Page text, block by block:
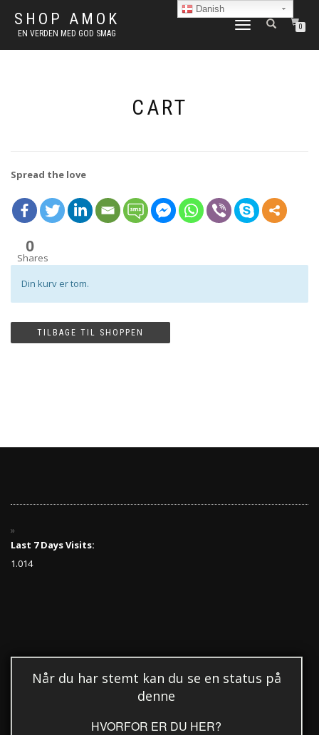
SHOP AMOK
EN VERDEN MED GOD SMAG
FLIP
0
CART
Spread the love
0
Shares
Din kurv er tom.
TILBAGE TIL SHOPPEN
Last 7 Days Visits:
1.014
Når du har stemt kan du se en status på
denne
HVORFOR ER DU HER?
Danish